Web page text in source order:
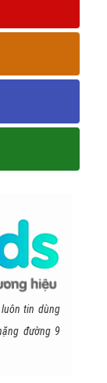
tin dùng
đường 9